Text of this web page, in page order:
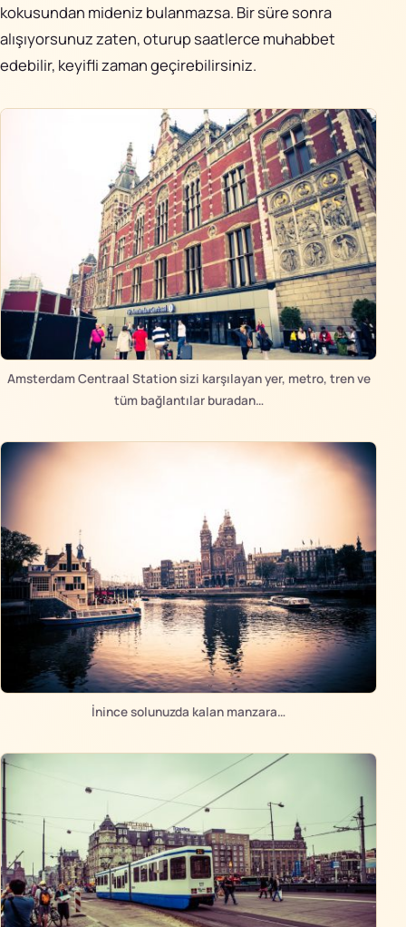
kokusundan mideniz bulanmazsa. Bir süre sonra
alışıyorsunuz zaten, oturup saatlerce muhabbet
edebilir, keyifli zaman geçirebilirsiniz.
Amsterdam Centraal Station sizi karşılayan yer, metro, tren ve
tüm bağlantılar buradan…
İnince solunuzda kalan manzara…